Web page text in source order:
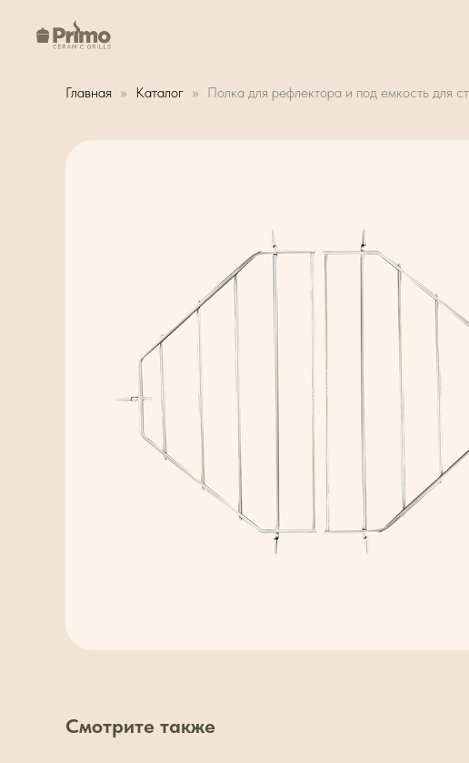
Главная Каталог Полка для рефлектора и под емкость для
Смотрите также